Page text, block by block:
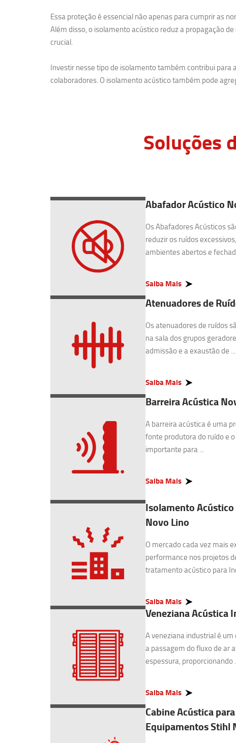
Essa proteção é essencial não apenas para cumprir as
Além disso, o isolamento acústico reduz a propagação
crucial.
Investir nesse tipo de isolamento também contribui
colaboradores. O isolamento acústico também pode
Soluções
Abafador Acústico
Os Abafadores Acústicos
reduzir os ruídos
ambientes abertos e
Saiba Mais
Atenuadores de
Os atenuadores de ruídos
na sala dos grupos
admissão e a exaustão de ...
Saiba Mais
Barreira Acústica
A barreira acústica é uma
fonte produtora do ruído e
importante para ...
Saiba Mais
Isolamento
Novo Lino
O mercado cada vez mais
performance nos projetos
tratamento acústico para
Saiba Mais
Veneziana Acústica
A veneziana industrial é
a passagem do fluxo de ar
espessura, proporcionando
Saiba Mais
Cabine Acústica
Equipamentos Stihl